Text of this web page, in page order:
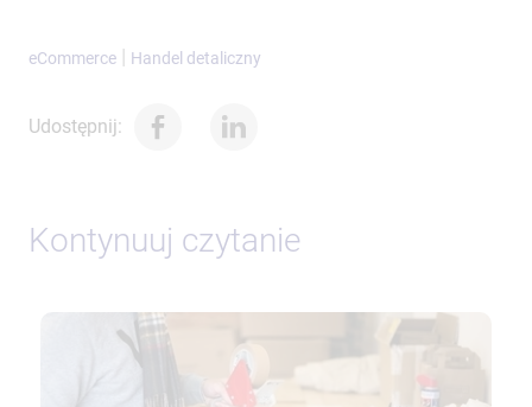
eCommerce | Handel detaliczny
Udostępnij:
Kontynuuj czytanie